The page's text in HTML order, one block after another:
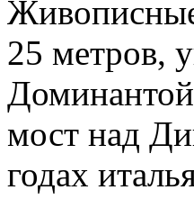
25 метров,
мост над
годах